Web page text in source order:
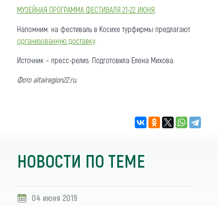
МУЗЕЙНАЯ ПРОГРАММА ФЕСТИВАЛЯ 21-22 ИЮНЯ
Напомним: на фестиваль в Косихе турфирмы предлагают
организованную доставку.
Источник – пресс-релиз. Подготовила Елена Михова.
Фото altairegion22.ru.
НОВОСТИ ПО ТЕМЕ
04 июня 2019